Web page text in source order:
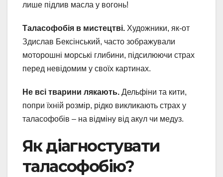
лише підлив масла у вогонь!
Таласофобія в мистецтві. Художники, як-от
Здислав Бексінський, часто зображували
моторошні морські глибини, підсилюючи страх
перед невідомим у своїх картинах.
Не всі тварини лякають. Дельфіни та кити,
попри їхній розмір, рідко викликають страх у
таласофобів – на відміну від акул чи медуз.
Як діагностувати
таласофобію?